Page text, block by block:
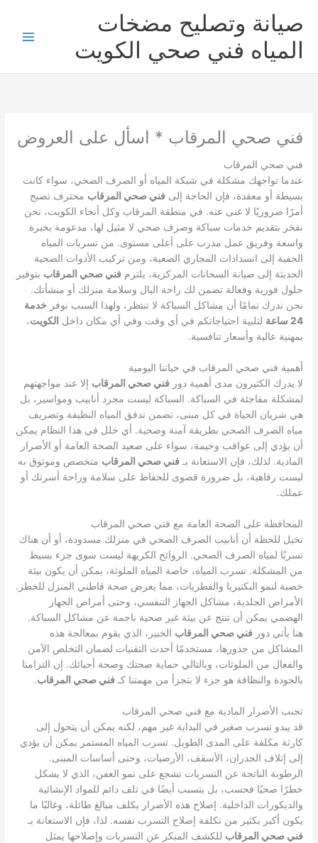
المحتوى
صيانة وتصليح مضخات
المياه فني صحي الكويت
فني صحي المرقاب * اسأل على العروض
فني صحي المرقاب
عندما تواجهك مشكلة في شبكة المياه أو الصرف الصحي، سواء كانت
بسيطة أو معقدة، فإن الحاجة إلىفني صحي المرقاب محترف تصبح
أمرًا ضروريًا لا غنى عنه. في منطقة المرقاب وكل أنحاء الكويت، نحن
نفخر بتقديم خدمات سباكة وصرف صحي لا مثيل لها، مدعومة بخبرة
واسعة وفريق عمل مدرب على أعلى مستوى. من تسربات المياه
الخفية إلى انسدادات المجاري الصعبة، ومن تركيب الأدوات الصحية
الحديثة إلى صيانة السخانات المركزية، يلتزمفني صحي المرقاب بتوفير
حلول فورية وفعالة تضمن لك راحة البال وسلامة منزلك أو منشأتك.
نحن ندرك تمامًا أن مشاكل السباكة لا تنتظر، ولهذا السبب نوفر خدمة
24 ساعة
لتلبية احتياجاتكم في أي وقت وفي أي مكان داخل الكويت،
بمهنية عالية وأسعار تنافسية.
أهمية فني صحي المرقاب في حياتنا اليومية
لا يدرك الكثيرون مدى أهمية دورفني صحي المرقاب إلا عند مواجهتهم
لمشكلة مفاجئة في السباكة. السباكة ليست مجرد أنابيب ومواسير، بل
هي شريان الحياة في كل مبنى، تضمن تدفق المياه النظيفة وتصريف
مياه الصرف الصحي بطريقة آمنة وصحية. أي خلل في هذا النظام يمكن
أن يؤدي إلى عواقب وخيمة، سواء على صعيد الصحة العامة أو الأضرار
المادية. لذلك، فإن الاستعانة بـفني صحي المرقاب متخصص وموثوق به
ليست رفاهية، بل ضرورة قصوى للحفاظ على سلامة وراحة أسرتك أو
عملك.
المحافظة على الصحة العامة مع فني صحي المرقاب
تخيل للحظة أن أنابيب الصرف الصحي في منزلك مسدودة، أو أن هناك
تسربًا لمياه الصرف الصحي. الروائح الكريهة ليست سوى جزء بسيط
من المشكلة. تسرب المياه، خاصة المياه الملوثة، يمكن أن يكون بيئة
خصبة لنمو البكتيريا والفطريات، مما يعرض صحة قاطني المنزل للخطر.
الأمراض الجلدية، مشاكل الجهاز التنفسي، وحتى أمراض الجهاز
الهضمي يمكن أن تنتج عن بيئة غير صحية ناجمة عن مشاكل السباكة.
هنا يأتي دورفني صحي المرقاب الخبير، الذي يقوم بمعالجة هذه
المشاكل من جذورها، مستخدمًا أحدث التقنيات لضمان التخلص الآمن
والفعال من الملوثات، وبالتالي حماية صحتك وصحة أحبائك. إن التزامنا
بالجودة والنظافة هو جزء لا يتجزأ من مهمتنا كـفني صحي المرقاب.
تجنب الأضرار المادية مع فني صحي المرقاب
قد يبدو تسرب صغير في البداية غير مهم، لكنه يمكن أن يتحول إلى
كارثة مكلفة على المدى الطويل. تسرب المياه المستمر يمكن أن يؤدي
إلى إتلاف الجدران، الأسقف، الأرضيات، وحتى أساسات المبنى.
الرطوبة الناتجة عن التسربات تشجع على نمو العفن، الذي لا يشكل
خطرًا صحيًا فحسب، بل يتسبب أيضًا في تلف دائم للمواد الإنشائية
والديكورات الداخلية. إصلاح هذه الأضرار يكلف مبالغ طائلة، وغالبًا ما
يكون أكبر بكثير من تكلفة إصلاح التسرب نفسه. لذا، فإن الاستعانة بـ
فني صحي المرقاب للكشف المبكر عن التسربات وإصلاحها يمثل